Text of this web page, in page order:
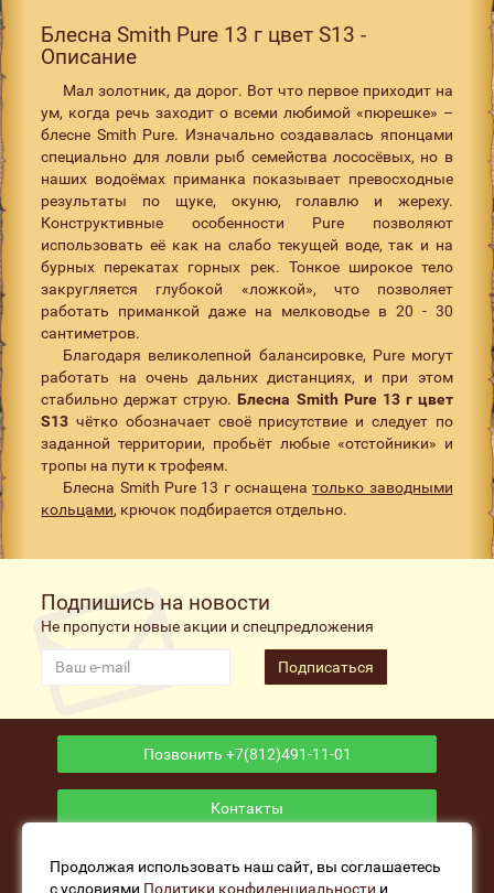
Блесна Smith Pure 13 г цвет S13 -
Описание
Мал золотник, да дорог. Вот что первое приходит на
ум, когда речь заходит о всеми любимой «пюрешке» –
блесне Smith Pure. Изначально создавалась японцами
специально для ловли рыб семейства лососёвых, но в
наших водоёмах приманка показывает превосходные
результаты по щуке, окуню, голавлю и жереху.
Конструктивные особенности Pure позволяют
использовать её как на слабо текущей воде, так и на
бурных перекатах горных рек. Тонкое широкое тело
закругляется глубокой «ложкой», что позволяет
работать приманкой даже на мелководье в 20 - 30
сантиметров.
Благодаря великолепной балансировке, Pure могут
работать на очень дальних дистанциях, и при этом
стабильно держат струю.Блесна Smith Pure 13 г цвет
S13чётко обозначает своё присутствие и следует по
заданной территории, пробьёт любые «отстойники» и
тропы на пути к трофеям.
Блесна Smith Pure 13 г оснащенатолько заводными
кольцами, крючок подбирается отдельно.
Подпишись на новости
Не пропусти новые акции и спецпредложения
Подписаться
Позвонить +7(812)491-11-01
Контакты
Приложение
Продолжая использовать наш сайт, вы соглашаетесь
с условиями Политики конфиденциальности и